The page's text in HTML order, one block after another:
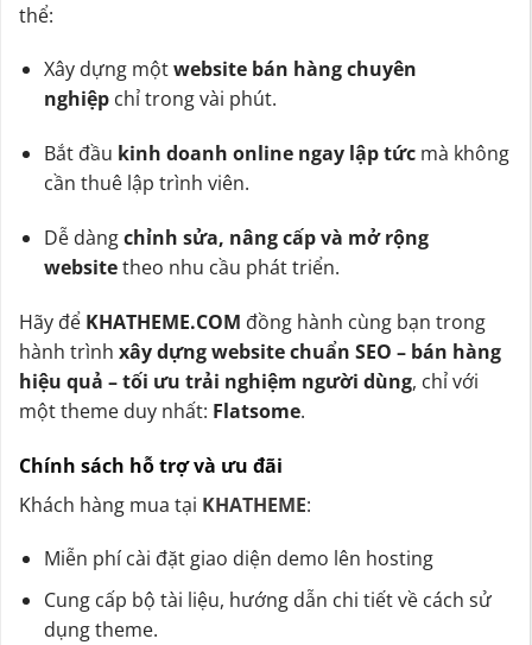
thể:
Xây dựng mộtwebsite bán hàng chuyên
nghiệpchỉ trong vài phút.
Bắt đầu kinh doanh online ngay lập tứcmà không
cần thuê lập trình viên.
Dễ dàngchỉnh sửa, nâng cấp và mở rộng
websitetheo nhu cầu phát triển.
Hãy để KHATHEME.COM đồng hành cùng bạn trong
hành trình xây dựng website chuẩn SEO – bán hàng
hiệu quả – tối ưu trải nghiệm người dùng, chỉ với
một theme duy nhất: Flatsome.
Chính sách hỗ trợ và ưu đãi
Khách hàng mua tại KHATHEME:
Miễn phí cài đặt giao diện demo lên hosting
Cung cấp bộ tài liệu, hướng dẫn chi tiết về cách sử
dụng theme.